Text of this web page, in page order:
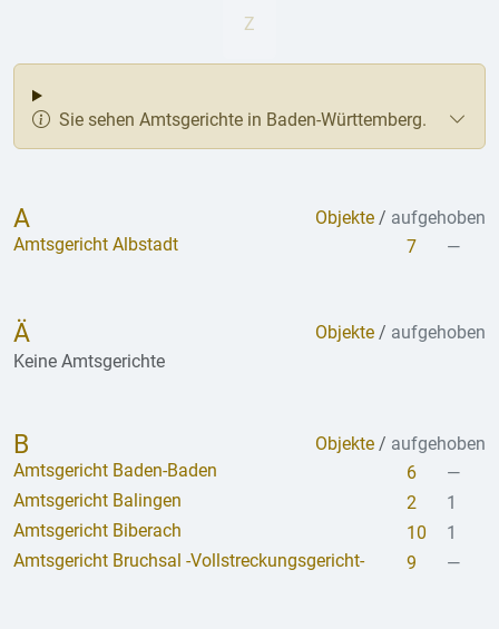
Sie sehen Amtsgerichte in Baden-Württemberg.
A Objekte / aufgehoben
Amtsgericht Albstadt
7 —
Ä Objekte / aufgehoben
Keine Amtsgerichte
B Objekte / aufgehoben
Amtsgericht Baden-Baden
6
—
Amtsgericht Balingen
2
1
Amtsgericht Biberach
10
1
Amtsgericht Bruchsal -Vollstreckungsgericht-
9 —
Z